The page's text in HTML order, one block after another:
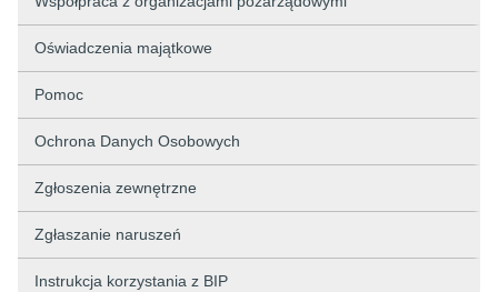
Oświadczenia majątkowe
Pomoc
Ochrona Danych Osobowych
Zgłoszenia zewnętrzne
Zgłaszanie naruszeń
Instrukcja korzystania z BIP